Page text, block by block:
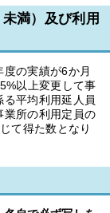
満）及び利用
の実績が6か月
以上変更して事
平均利用延人員
業所の利用定員の
て得た数となり